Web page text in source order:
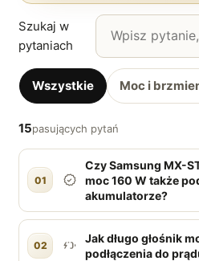
Szukaj w
pytaniach
Wszystkie Moc i
15pasujących pytań
01
Czy Samsung MX-
moc 160 W także
akumulatorze?
02
Jak długo głośnik
podłączenia do